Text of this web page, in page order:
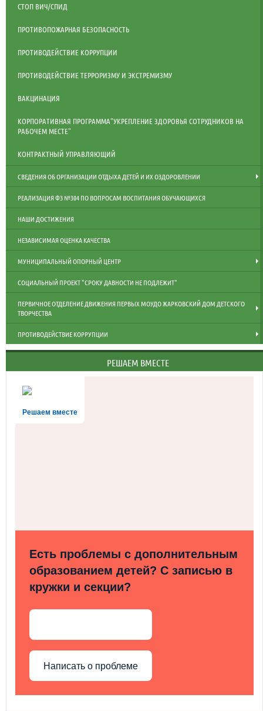
СТОП ВИЧ/СПИД
ПРОТИВОПОЖАРНАЯ БЕЗОПАСНОСТЬ
ПРОТИВОДЕЙСТВИЕ КОРРУПЦИИ
ПРОТИВОДЕЙСТВИЕ ТЕРРОРИЗМУ И ЭКСТРЕМИЗМУ
ВАКЦИНАЦИЯ
КОРПОРАТИВНАЯ ПРОГРАММА"УКРЕПЛЕНИЕ ЗДОРОВЬЯ СОТРУДНИКОВ НА
РАБОЧЕМ МЕСТЕ"
КОНТРАКТНЫЙ УПРАВЛЯЮЩИЙ
СВЕДЕНИЯ ОБ ОРГАНИЗАЦИИ ОТДЫХА ДЕТЕЙ И ИХ ОЗДОРОВЛЕНИИ
РЕАЛИЗАЦИЯ ФЗ №304 ПО ВОПРОСАМ ВОСПИТАНИЯ ОБУЧАЮЩИХСЯ
НАШИ ДОСТИЖЕНИЯ
НЕЗАВИСИМАЯ ОЦЕНКА КАЧЕСТВА
МУНИЦИПАЛЬНЫЙ ОПОРНЫЙ ЦЕНТР
СОЦИАЛЬНЫЙ ПРОЕКТ "СРОКУ ДАВНОСТИ НЕ ПОДЛЕЖИТ"
ПЕРВИЧНОЕ ОТДЕЛЕНИЕ ДВИЖЕНИЯ ПЕРВЫХ МОУДО ЖАРКОВСКИЙ ДОМ ДЕТСКОГО
ТВОРЧЕСТВА
ПРОТИВОДЕЙСТВИЕ КОРРУПЦИИ
РЕШАЕМ ВМЕСТЕ
Решаем вместе
Есть проблемы с дополнительным
образованием детей? С записью в
кружки и секции?
Написать о проблеме